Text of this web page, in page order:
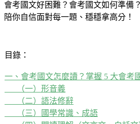
會考國文好困難？會考國文如何準備
陪你自信面對每一題、穩穩拿高分！
目錄：
一、會考國文怎麼讀？掌握 5 大會考
（一）形音義
（二）語法修辭
（三）國學常識、成語